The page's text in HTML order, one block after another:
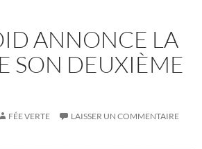
ANNONCE LA
SON DEUXIÈME
FÉE VERTE LAISSER UN COMMENTAIRE